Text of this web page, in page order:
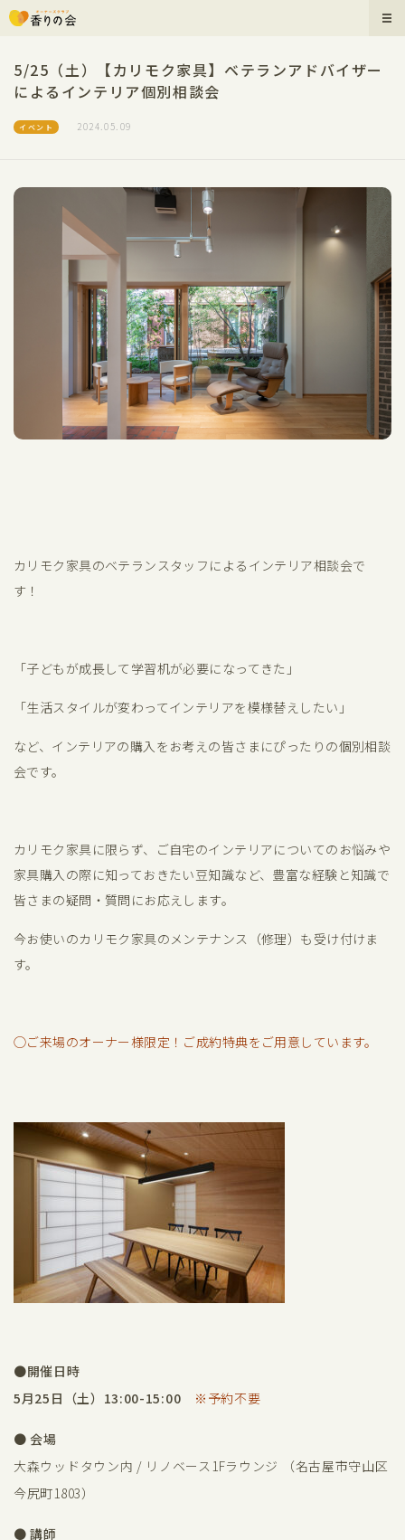
5/25（土）【カリモク家具】ベテランアドバイザー
によるインテリア個別相談会
イベント 2024.05.09
カリモク家具のベテランスタッフによるインテリア相談会で
す！
「子どもが成長して学習机が必要になってきた」
「生活スタイルが変わってインテリアを模様替えしたい」
など、インテリアの購入をお考えの皆さまにぴったりの個別相談
会です。
カリモク家具に限らず、ご自宅のインテリアについてのお悩みや
家具購入の際に知っておきたい豆知識など、豊富な経験と知識で
皆さまの疑問・質問にお応えします。
今お使いのカリモク家具のメンテナンス（修理）も受け付けま
す。
◯ご来場のオーナー様限定！ご成約特典をご用意しています。
●開催日時
5月25日（土）13:00-15:00
※予約不要
● 会場
大森ウッドタウン内 / リノベース 1Fラウンジ （名古屋市守山区
今尻町1803）
● 講師